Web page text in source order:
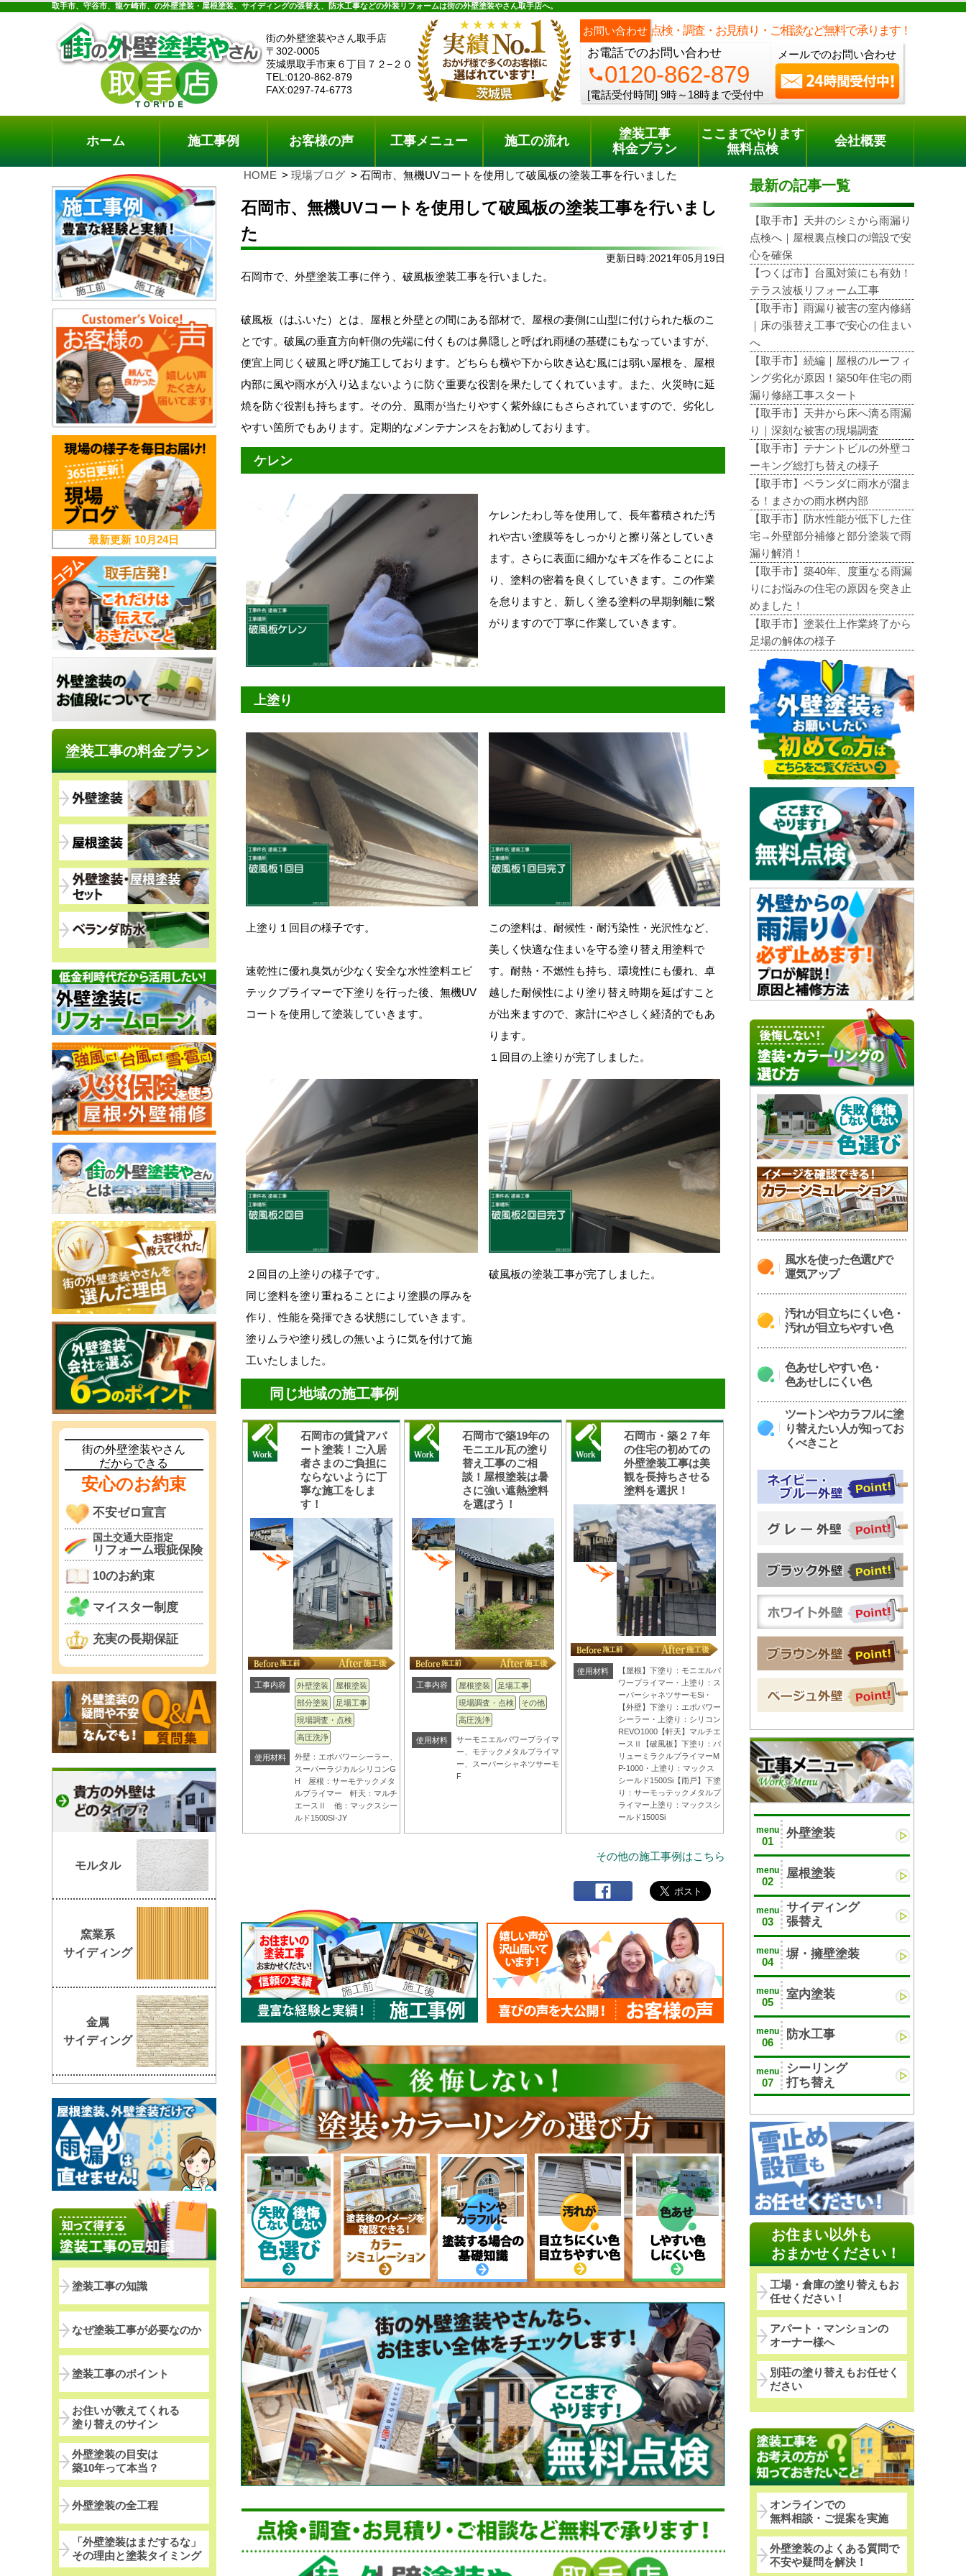
取手市、守谷市、龍ケ崎市、の外壁塗装・屋根塗装、サイディングの張替え、防水工事などの外装リフォームは街の外壁塗装やさん取手店へ。
街の外壁塗装やさん取手店
〒302-0005
茨城県取手市東６丁目７２−２０
TEL:0120-862-879
FAX:0297-74-6773
お問い合わせ 点検・調査・お見積り・ご相談など無料で承ります！
お電話でのお問い合わせ
phone0120-862-879
[電話受付時間] 9時～18時まで受付中
メールでのお問い合わせ
料金プラン 無料点検
電話でのご相談 [9時～18時まで受付中]
phone0120-862-879
ホーム 施工事例 お客様の声 工事メニュー 施工の流れ
塗装工事
料金プラン
ここまでやります
無料点検
会社概要
HOME 現場ブログ 石岡市、無機UVコートを使用して破風板の塗装工事を行いました
石岡市、無機UVコートを使用して破風板の塗装工事を行いまし
た
更新日時:2021年05月19日
石岡市で、外壁塗装工事に伴う、破風板塗装工事を行いました。
破風板（はふいた） とは、屋根と外壁との間にある部材で、 屋根の妻側に山型に付けられた板のこ
とです。破風の垂直方向軒側の先端に付くものは鼻隠しと呼ばれ雨樋の基礎にもなっていますが、
便宜上同じく破風と呼び施工しております。どちらも横や下から吹き込む風には弱い屋根を、 屋根
内部に風や雨水が入り込まないように防ぐ重要な役割を果たしてくれています。また、火災時に延
焼を防ぐ役割も持ちます。その分、風雨が当たりやすく紫外線にもさらされていますので、劣化し
やすい箇所でもあります。定期的なメンテナンスをお勧めしております。
ケレン
ケレンたわし等を使用して、長年蓄積された汚
れや古い塗膜等をしっかりと擦り落としていき
ます。さらに表面に細かなキズを作ることによ
り、塗料の密着を良くしていきます。
この作業
を怠りますと、新しく塗る塗料の早期剝離に繋
がりますので丁寧に作業していきます。
上塗り
上塗り１回目の様子です。
速乾性に優れ臭気が少なく安全な水性塗料エビ
テックプライマーで下塗りを行った後、無機UV
コートを使用して塗装していきます。
この塗料は、耐候性・耐汚染性・光沢性など、
美しく快適な住まいを守る塗り替え用塗料で
す。耐熱・不燃性も持ち、環境性にも優れ、卓
越した耐候性により塗り替え時期を延ばすこと
が出来ますので、家計にやさしく経済的でもあ
ります。
１回目の上塗りが完了しました。
２回目の上塗りの様子です。
同じ塗料を塗り重ねることにより塗膜の厚みを
作り、性能を発揮できる状態にしていきます。
塗りムラや塗り残しの無いように気を付けて施
工いたしました。
破風板の塗装工事が完了しました。
同じ地域の施工事例
石岡市の賃貸アパ
ート塗装！ご入居
者さまのご負担に
ならないように丁
寧な施工をしま
す！
工事内容 外壁塗装
屋根塗装
部分塗装
足場工事
現場調査・点検
高圧洗浄
使用材料
外壁：エポパワーシーラー、
スーパーラジカルシリコンG
H 屋根：サーモテックメタ
ルプライマー 軒天：マルチ
エースⅡ 他：マックスシー
ルド1500SI-JY
石岡市で築19年の
モニエル瓦の塗り
替え工事のご相
談！屋根塗装は暑
さに強い遮熱塗料
を選ぼう！
工事内容 屋根塗装
足場工事
現場調査・点検
その他
高圧洗浄
使用材料
サーモニエルパワープライマ
ー、モテックメタルプライマ
ー、スーパーシャネツサーモ
F
石岡市・築２７年
の住宅の初めての
外壁塗装工事は美
観を長持ちさせる
塗料を選択！
使用材料
【屋根】下塗り：モニエルパ
ワープライマー・上塗り：ス
ーパーシャネツサーモSi・
【外壁】下塗り：エポパワー
シーラー・上塗り：シリコン
REVO1000【軒天】マルチエ
ースⅡ【破風板】下塗り：バ
リューミラクルプライマーM
P-1000・上塗り：マックス
シールド1500Si【雨戸】下塗
り：サーモっテックメタルプ
ライマー上塗り：マックスシ
ールド1500Si
その他の施工事例はこちら
最新の記事一覧
【取手市】天井のシミから雨漏り
点検へ｜屋根裏点検口の増設で安
心を確保
【つくば市】台風対策にも有効！
テラス波板リフォーム工事
【取手市】雨漏り被害の室内修繕
｜床の張替え工事で安心の住まい
へ
【取手市】続編｜屋根のルーフィ
ング劣化が原因！築50年住宅の雨
漏り修繕工事スタート
【取手市】天井から床へ滴る雨漏
り｜深刻な被害の現場調査
【取手市】テナントビルの外壁コ
ーキング総打ち替えの様子
【取手市】ベランダに雨水が溜ま
る！まさかの雨水桝内部
【取手市】防水性能が低下した住
宅→外壁部分補修と部分塗装で雨
漏り解消！
【取手市】築40年、度重なる雨漏
りにお悩みの住宅の原因を突き止
めました！
【取手市】塗装仕上作業終了から
足場の解体の様子
風水を使った色選びで
運気アップ
汚れが目立ちにくい色・
汚れが目立ちやすい色
色あせしやすい色・
色あせしにくい色
ツートンやカラフルに塗
り替えたい人が知ってお
くべきこと
menu
01
外壁塗装
menu
02
屋根塗装
menu
03
サイディング
張替え
menu
04
塀・擁壁塗装
menu
05
室内塗装
menu
06
防水工事
menu
07
シーリング
打ち替え
お住まい以外も
おまかせください！
工場・倉庫の塗り替えもお
任せください！
アパート・マンションの
オーナー様へ
別荘の塗り替えもお任せく
ださい
オンラインでの
無料相談・ご提案を実施
外壁塗装のよくある質問で
不安や疑問を解決！
最新更新 10月24日
塗装工事の料金プラン
街の外壁塗装やさん
だからできる
安心のお約束
不安ゼロ宣言
国土交通大臣指定
リフォーム瑕疵保険
10のお約束
マイスター制度
充実の長期保証
モルタル
窯業系
サイディング
金属
サイディング
塗装工事の知識
なぜ塗装工事が必要なのか
塗装工事のポイント
お住いが教えてくれる
塗り替えのサイン
外壁塗装の目安は
築10年って本当？
外壁塗装の全工程
「外壁塗装はまだするな」
その理由と塗装タイミング